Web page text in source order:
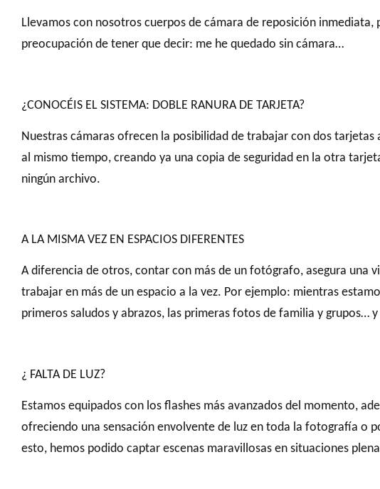
Llevamos con nosotros cuerpos de cámara de reposición
preocupación de tener que decir: me he quedado sin cámara…
¿CONOCÉIS EL SISTEMA: DOBLE RANURA DE TARJETA?
Nuestras cámaras ofrecen la posibilidad de trabajar con dos
al mismo tiempo, creando ya una copia de seguridad en la otra
ningún archivo.
A LA MISMA VEZ EN ESPACIOS DIFERENTES
A diferencia de otros, contar con más de un fotógrafo, asegura una
trabajar en más de un espacio a la vez. Por ejemplo: mientras
primeros saludos y abrazos, las primeras fotos de familia y
¿ FALTA DE LUZ?
Estamos equipados con los flashes más avanzados del momento,
ofreciendo una sensación envolvente de luz en toda la fotografía o
esto, hemos podido captar escenas maravillosas en situaciones